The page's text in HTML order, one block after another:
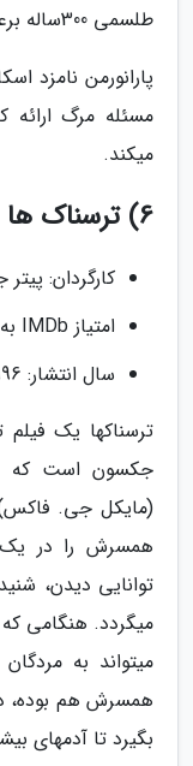
طلسمی 300ساله برعهده بگیرد.
پارانورمن نامزد
مسئله مرگ ارائه
میکند.
6) ترسناک ها (The Frighteners)
کارگردان:
امتیاز IMDb به فیلم: 7.1 از 10
سال انتشار: 1996
ترسناکها یک
جکسون است که
(مایکل جی. فاکس)
همسرش را در
توانایی دیدن،
میگردد. هنگامی
میتواند به
همسرش هم بوده،
بگیرد تا آدمهای